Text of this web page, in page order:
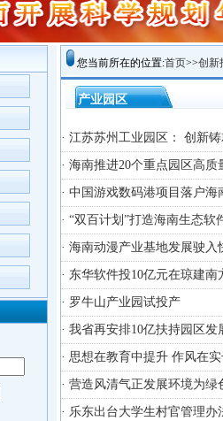
您当前所在的位置:首页>>创新
产业园区
· 江苏苏州工业园区： 创新
· 海南推进20个重点园区高质
· 中国游戏数码港项目落户海
· “双百计划”打造海南生态软
· 海南动漫产业基地发展驶入
· 东华软件投10亿元在琼建南
· 罗牛山产业园试投产
· 我省再安排10亿扶持园区发
· 思想在教育中提升 作风在
· 营造风清气正发展环境为
· 乐东出台大学生村官管理办